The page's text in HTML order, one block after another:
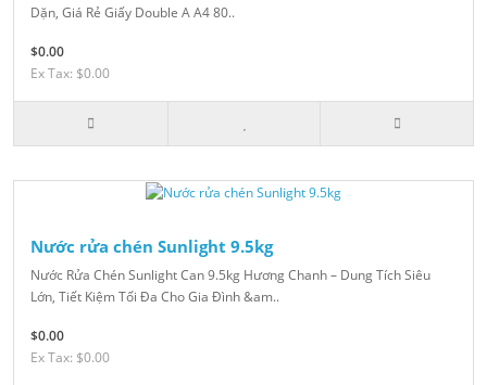
Dặn, Giá Rẻ Giấy Double A A4 80..
$0.00
Ex Tax: $0.00
Nước rửa chén Sunlight 9.5kg
Nước Rửa Chén Sunlight Can 9.5kg Hương Chanh – Dung Tích Siêu
Lớn, Tiết Kiệm Tối Đa Cho Gia Đình &am..
$0.00
Ex Tax: $0.00